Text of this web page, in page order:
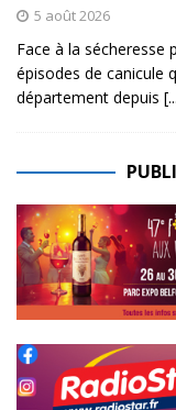
5 août 2026
Face à la sécheresse
épisodes de canicule
département depuis